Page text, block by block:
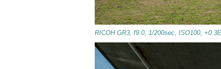
RICOH GR3, f9.0, 1/200sec, ISO100,